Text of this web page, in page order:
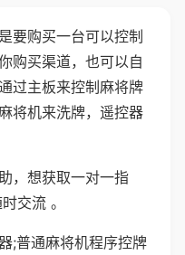
要购买一台可以控制
购买渠道，也可以自
过主板来控制麻将牌
将机来洗牌，遥控器
，想获取一对一指
交流 。
;普通麻将机程序控牌